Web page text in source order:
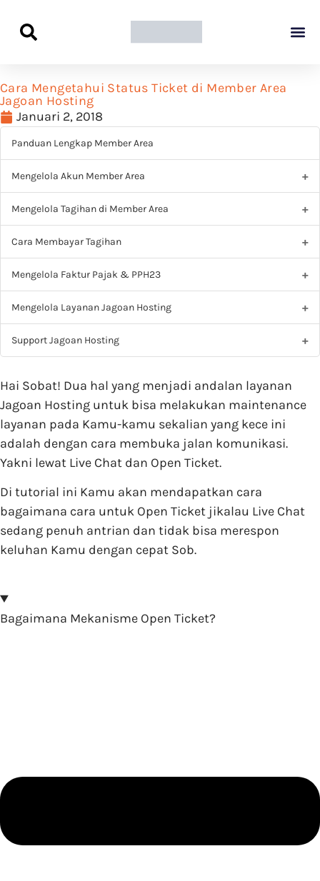
Cara Mengetahui Status Ticket di Member Area
Jagoan Hosting
Januari 2, 2018
Panduan Lengkap Member Area
Mengelola Akun Member Area
Mengelola Tagihan di Member Area
Cara Membayar Tagihan
Mengelola Faktur Pajak & PPH23
Mengelola Layanan Jagoan Hosting
Support Jagoan Hosting
Hai Sobat! Dua hal yang menjadi andalan layanan
Jagoan Hosting untuk bisa melakukan maintenance
layanan pada Kamu-kamu sekalian yang kece ini
adalah dengan cara membuka jalan komunikasi.
Yakni lewat Live Chat dan Open Ticket.
Di tutorial ini Kamu akan mendapatkan cara
bagaimana cara untuk Open Ticket jikalau Live Chat
sedang penuh antrian dan tidak bisa merespon
keluhan Kamu dengan cepat Sob.
Bagaimana Mekanisme Open Ticket?